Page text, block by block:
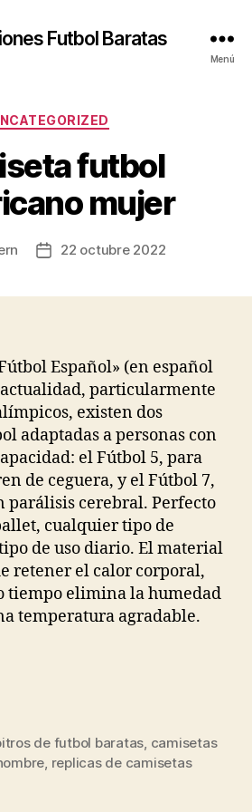
Futbol Baratas
Menú
Categorías
futbol
mujer
Fecha22 octubre 2022
Español» (en español
actualidad, particularmente
existen dos
adaptadas a personas con
el Fútbol 5, para
de ceguera, y el Fútbol 7,
parálisis cerebral. Perfecto
cualquier tipo de
de uso diario. El material
retener el calor corporal,
tiempo elimina la humedad
temperatura agradable.
de futbol baratas, camisetas
, replicas de camisetas